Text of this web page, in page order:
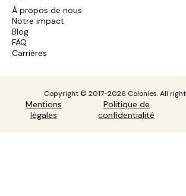
À propos de nous
Notre impact
Blog
FAQ
Carrières
Copyright © 2017-2026 Colonies. All
Mentions
légales
Politique de
confidentialité